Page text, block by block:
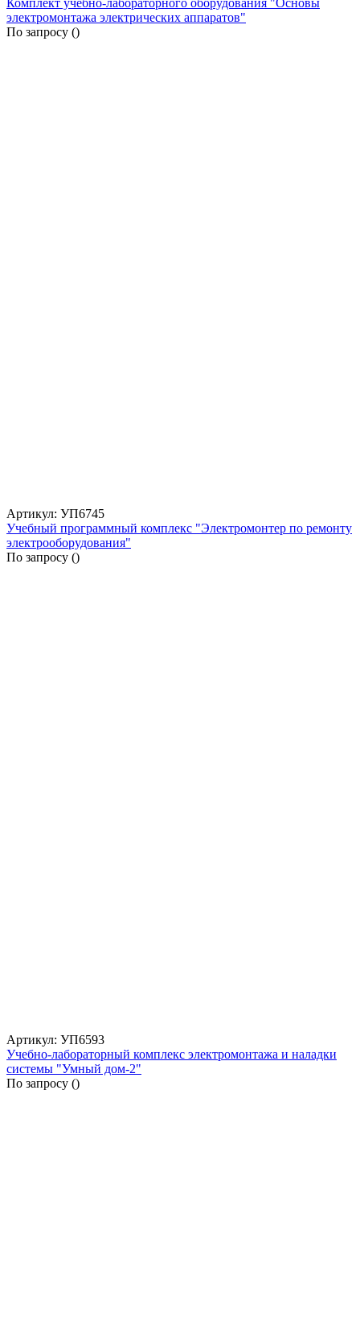
электромонтажа электрических аппаратов"
По запросу ()
Артикул: УП6745
Учебный программный комплекс "Электромонтер по ремонту
электрооборудования"
По запросу ()
Артикул: УП6593
Учебно-лабораторный комплекс электромонтажа и наладки
системы "Умный дом-2"
По запросу ()